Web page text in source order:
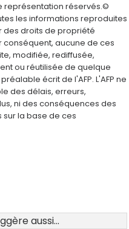
représentation réservés.©
les informations reproduites
droits de propriété
conséquent, aucune de ces
modifiée, rediffusée,
ou réutilisée de quelque
écrit de l'AFP. L'AFP ne
des délais, erreurs,
ni des conséquences des
la base de ces
aussi...